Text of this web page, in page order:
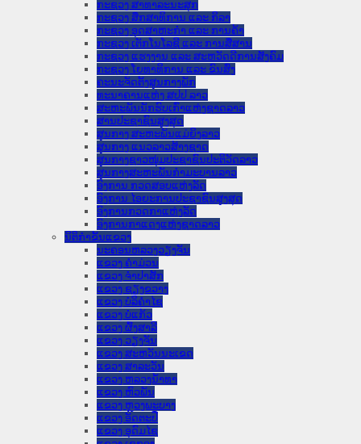
ກະຊວງ ສາທາລະນະສຸກ
ກະຊວງ ສຶກສາທິການ ແລະ ກິລາ
ກະຊວງ ອຸດສາຫະກຳ ແລະ ການຄ້າ
ກະຊວງ ເຕັກໂນໂລຊີ ແລະ ການສື່ສານ
ກະຊວງ ແຮງງານ ແລະ ສະຫວັດດີການສັງຄົມ
ກະຊວງ ໂຍທາທິການ ແລະ ຂົນສົ່ງ
ຄະນະຈັດຕັ້ງສູນກາງພັກ
ທະນາຄານແຫ່ງ ສປປ ລາວ
ສະຫະພັນນັກຮົບເກົ່າແຫ່ງຊາດລາວ
ສານປະຊາຊົນສູງສຸດ
ສູນກາງ ສະຫະພັນແມ່ຍິງລາວ
ສູນກາງ ແນວລາວສ້າງຊາດ
ສູນກາງຊາວໜຸ່ມປະຊາຊົນປະຕິວັດລາວ
ສູນກາງສະຫະພັນກຳມະບານລາວ
ອົງການ ກວດສອບແຫ່ງລັດ
ອົງການ ໄອຍະການປະຊາຊົນສູງສຸດ
ອົງການກວດກາແຫ່ງລັດ
ອົງການກາແດງແຫ່ງຊາດລາວ
ນິຕິກໍາຂັ້ນແຂວງ
ນະ​ຄອນ​ຫລວງວຽງຈັນ
ແຂວງ ຄໍາມ່ວນ
ແຂວງ ຈໍາປາສັກ
ແຂວງ ຊຽງຂວາງ
ແຂວງ ບໍລິຄໍາໄຊ
ແຂວງ ບໍ່ແກ້ວ
ແຂວງ ຜົ້ງສາລີ
ແຂວງ ວຽງຈັນ
ແຂວງ ສະຫວັນນະເຂດ
ແຂວງ ສາລະວັນ
ແຂວງ ຫລວງນໍ້າທາ
ແຂວງ ຫົວພັນ
ແຂວງ ຫຼວງພະບາງ
ແຂວງ ອັດຕະປື
ແຂວງ ອຸດົມໄຊ